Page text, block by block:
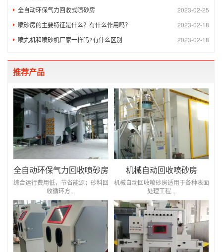
2023-02-25
全自动环保气力回收式喷砂房
2023-02-18
喷砂房的主要特征是什么？有什么作用吗？
2023-02-18
喷丸机和喷砂机厂家一样吗?有什么区别
推荐产品
全自动环保气力回收喷砂房
综合运行费用低，节省能源；砂料回
收循环方...
机械自动回收喷砂房
机械自动回收喷砂房适用于各种表面
处理工程...